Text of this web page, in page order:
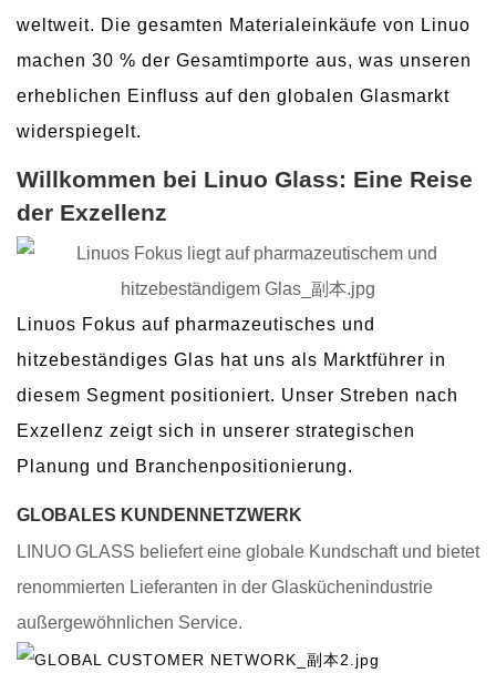
weltweit. Die gesamten Materialeinkäufe von Linuo
machen 30 % der Gesamtimporte aus, was unseren
erheblichen Einfluss auf den globalen Glasmarkt
widerspiegelt.
Willkommen bei Linuo Glass: Eine Reise
der Exzellenz
Linuos Fokus auf pharmazeutisches und
hitzebeständiges Glas hat uns als Marktführer in
diesem Segment positioniert. Unser Streben nach
Exzellenz zeigt sich in unserer strategischen
Planung und Branchenpositionierung.
GLOBALES KUNDENNETZWERK
LINUO GLASS beliefert eine globale Kundschaft und bietet
renommierten Lieferanten in der Glasküchenindustrie
außergewöhnlichen Service.